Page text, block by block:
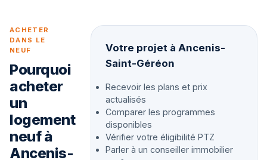
ACHETER
DANS LE
NEUF
Pourquoi
acheter
un
logement
neuf à
Ancenis-
Votre projet à Ancenis-
Saint-Géréon
Recevoir les plans et prix
actualisés
Comparer les programmes
disponibles
Vérifier votre éligibilité PTZ
Parler à un conseiller immobilier